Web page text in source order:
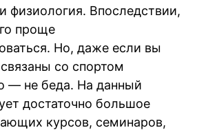
физиология. Впоследствии,
проще
Но, даже если вы
со спортом
— не беда. На данный
достаточно большое
курсов, семинаров,